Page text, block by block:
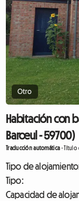
Otro
Habitación con
Barœul - 59700)
Traducción automática-Título
Tipo de
Tipo:
Capacidad de